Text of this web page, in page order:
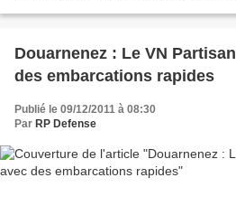
Douarnenez : Le VN
des embarcations rapides
Publié le 09/12/2011 à 08:30
Par RP Defense